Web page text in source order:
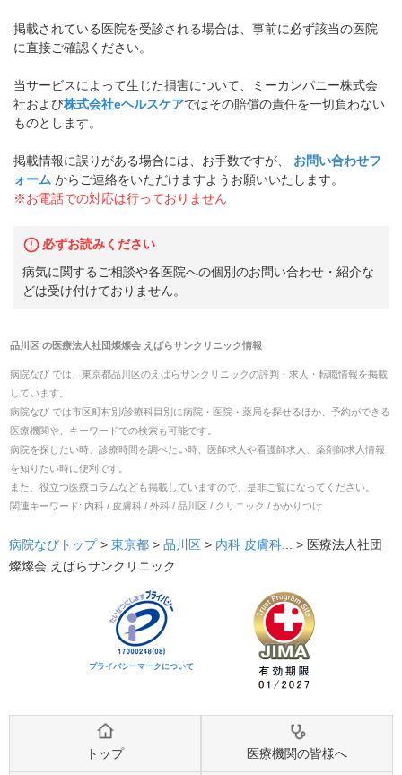
掲載されている医院を受診される場合は、事前に必ず該当の医院
に直接ご確認ください。
当サービスによって生じた損害について、ミーカンパニー株式会
社および株式会社eヘルスケアではその賠償の責任を一切負わない
ものとします。
掲載情報に誤りがある場合には、お手数ですが、
お問い合わせフ
ォーム からご連絡をいただけますようお願いいたします。
※お電話での対応は行っておりません
必ずお読みください
病気に関するご相談や各医院への個別のお問い合わせ・紹介な
どは受け付けておりません。
品川区の医療法人社団燦燦会 えばらサンクリニック情報
病院なび では、 東京都品川区のえばらサンクリニックの評判・求人・転職情報を掲載
しています。
病院なび では市区町村別/診療科目別に病院・医院・薬局を探せるほか、予約ができる
医療機関や、キーワードでの検索も可能です。
病院を探したい時、診療時間を調べたい時、医師求人や看護師求人、薬剤師求人情報
を知りたい時に便利です。
また、役立つ医療コラムなども掲載していますので、是非ご覧になってください。
関連キーワード: 内科 / 皮膚科 / 外科 / 品川区 / クリニック / かかりつけ
病院なびトップ > 東京都 > 品川区 > 内科 皮膚科... > 医療法人社団
燦燦会 えばらサンクリニック
プライバシーマークについて
トップ 医療機関の皆様へ